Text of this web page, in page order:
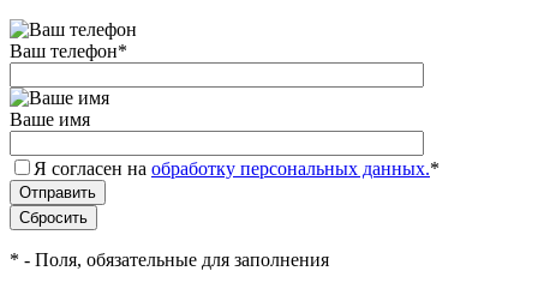
Ваш телефон*
Ваше имя
Я согласен на обработку персональных данных.*
* - Поля, обязательные для заполнения